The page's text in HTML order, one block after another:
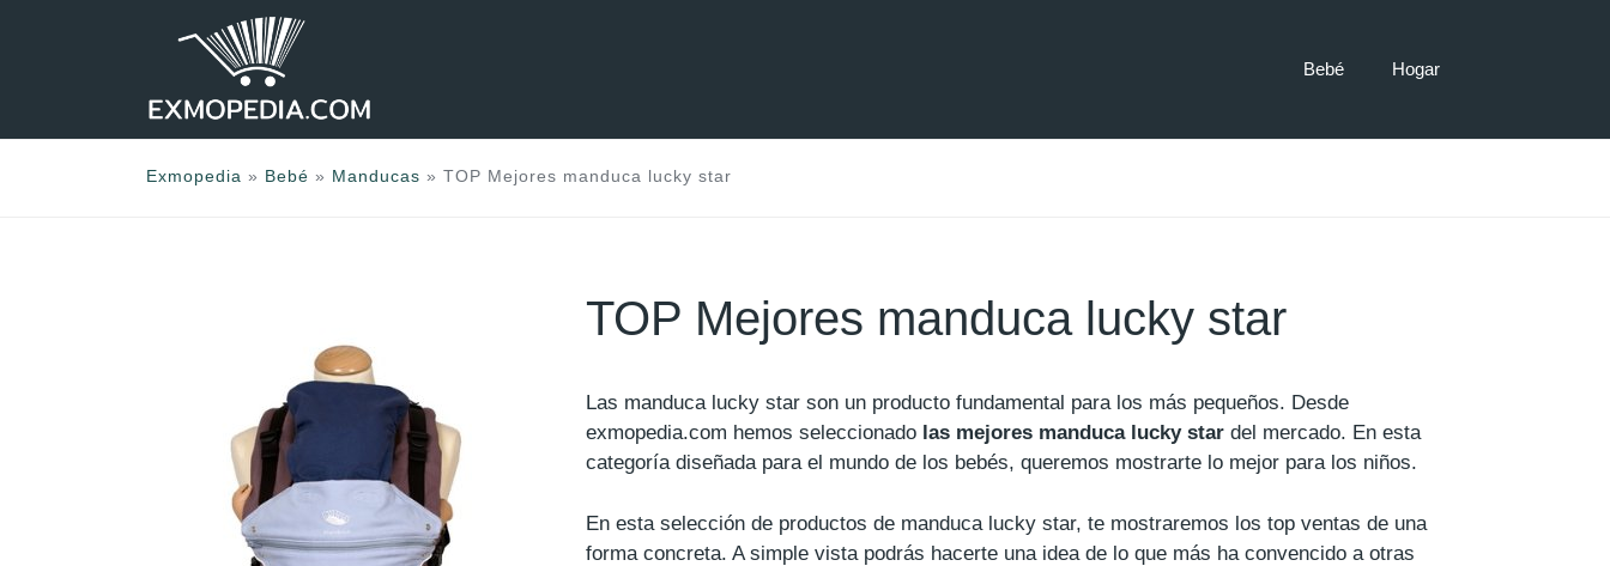
Bebé Hogar
Exmopedia » Bebé » Manducas » TOP Mejores manduca lucky star
TOP Mejores manduca lucky star
Las manduca lucky star son un producto fundamental para los más pequeños. Desde
exmopedia.com hemos seleccionado las mejores manduca lucky star del mercado. En esta
categoría diseñada para el mundo de los bebés, queremos mostrarte lo mejor para los niños.
En esta selección de productos de manduca lucky star, te mostraremos los top ventas de una
forma concreta. A simple vista podrás hacerte una idea de lo que más ha convencido a otras